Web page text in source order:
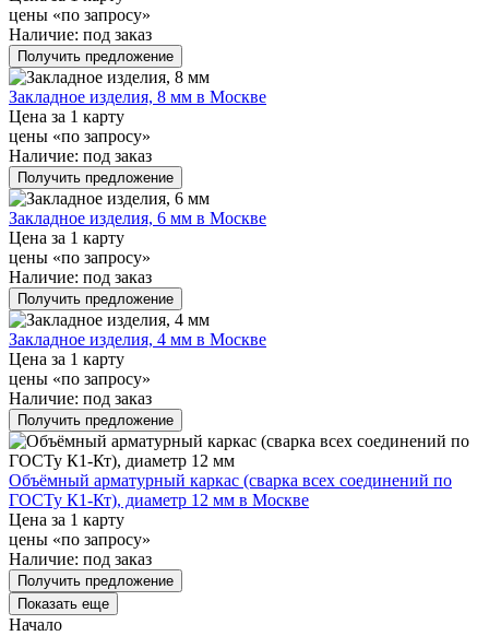
цены «по запросу»
Наличие: под заказ
Получить предложение
Закладное изделия, 8 мм в Москве
Цена за 1 карту
цены «по запросу»
Наличие: под заказ
Получить предложение
Закладное изделия, 6 мм в Москве
Цена за 1 карту
цены «по запросу»
Наличие: под заказ
Получить предложение
Закладное изделия, 4 мм в Москве
Цена за 1 карту
цены «по запросу»
Наличие: под заказ
Получить предложение
Объёмный арматурный каркас (сварка всех соединений по
ГОСТу К1-Кт), диаметр 12 мм в Москве
Цена за 1 карту
цены «по запросу»
Наличие: под заказ
Получить предложение
Показать еще
Начало